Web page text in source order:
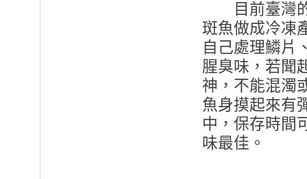
目前臺灣的
斑魚做成冷凍
自己處理鱗片
腥臭味，若聞
神，不能混濁
魚身摸起來有
中，保存時間
味最佳。